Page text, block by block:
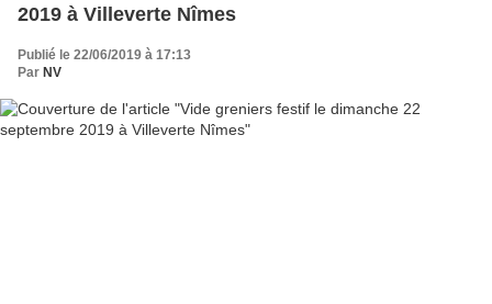
2019 à Villeverte Nîmes
Publié le 22/06/2019 à 17:13
Par NV